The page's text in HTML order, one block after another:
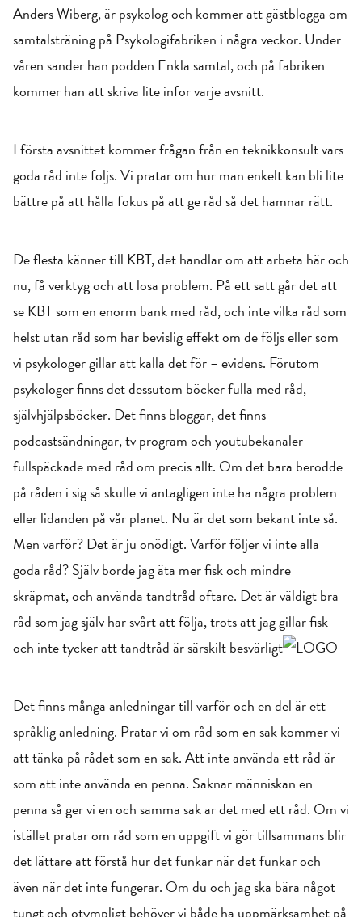
Anders Wiberg, är psykolog och kommer att gästblogga om
samtalsträning på Psykologifabriken i några veckor. Under
våren sänder han podden Enkla samtal, och på fabriken
kommer han att skriva lite inför varje avsnitt.
I första avsnittet kommer frågan från en teknikkonsult vars
goda råd inte följs. Vi pratar om hur man enkelt kan bli lite
bättre på att hålla fokus på att ge råd så det hamnar rätt.
De flesta känner till KBT, det handlar om att arbeta här och
nu, få verktyg och att lösa problem. På ett sätt går det att
se KBT som en enorm bank med råd, och inte vilka råd som
helst utan råd som har bevislig effekt om de följs eller som
vi psykologer gillar att kalla det för – evidens. Förutom
psykologer finns det dessutom böcker fulla med råd,
självhjälpsböcker. Det finns bloggar, det finns
podcastsändningar, tv program och youtubekanaler
fullspäckade med råd om precis allt. Om det bara berodde
på råden i sig så skulle vi antagligen inte ha några problem
eller lidanden på vår planet. Nu är det som bekant inte så.
Men varför? Det är ju onödigt. Varför följer vi inte alla
goda råd? Själv borde jag äta mer fisk och mindre
skräpmat, och använda tandtråd oftare. Det är väldigt bra
råd som jag själv har svårt att följa, trots att jag gillar fisk
och inte tycker att tandtråd är särskilt besvärligt
Det finns många anledningar till varför och en del är ett
språklig anledning. Pratar vi om råd som en sak kommer vi
att tänka på rådet som en sak. Att inte använda ett råd är
som att inte använda en penna. Saknar människan en
penna så ger vi en och samma sak är det med ett råd. Om vi
istället pratar om råd som en uppgift vi gör tillsammans blir
det lättare att förstå hur det funkar när det funkar och
även när det inte fungerar. Om du och jag ska bära något
tungt och otympligt behöver vi både ha uppmärksamhet på